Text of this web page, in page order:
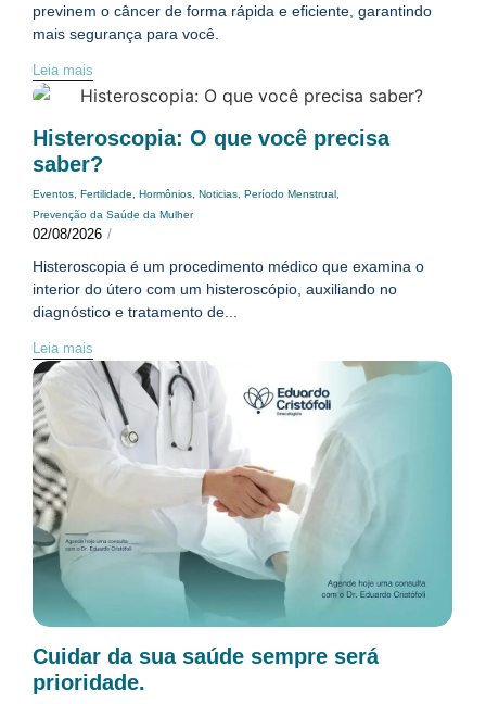
previnem o câncer de forma rápida e eficiente, garantindo
mais segurança para você.
Leia mais
Histeroscopia: O que você precisa
saber?
Eventos Fertilidade Hormônios Noticias Período Menstrual
Prevenção da Saúde da Mulher
02/08/2026 /
Histeroscopia é um procedimento médico que examina o
interior do útero com um histeroscópio, auxiliando no
diagnóstico e tratamento de...
Leia mais
Cuidar da sua saúde sempre será
prioridade.